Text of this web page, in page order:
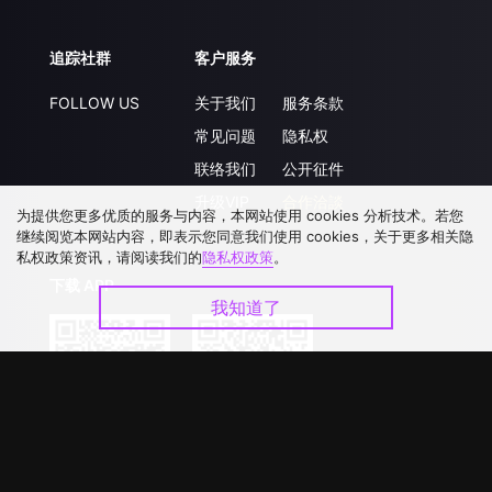
追踪社群
FOLLOW US
客户服务
关于我们
常见问题
联络我们
服务条款
隐私权
公开征件
下载 APP
为提供您更多优质的服务与内容，本网站使用 cookies 分析技术。若您
继续阅览本网站内容，即表示您同意我们使用 cookies，关于更多相关隐
私权政策资讯，请阅读我们的隐私权政策。
我知道了